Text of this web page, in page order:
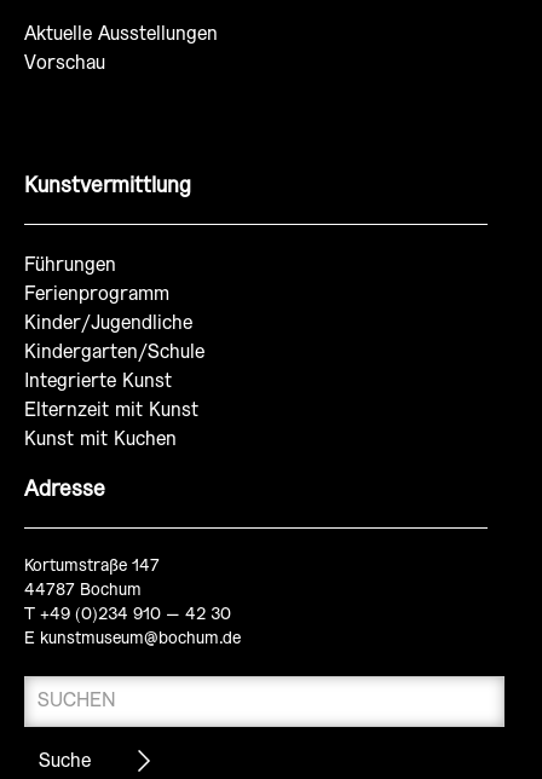
Aktuelle Ausstellungen
Vorschau
Kunstvermittlung
Führungen
Ferienprogramm
Kinder/Jugendliche
Kindergarten/Schule
Integrierte Kunst
Elternzeit mit Kunst
Kunst mit Kuchen
Adresse
Kortumstraße 147
44787 Bochum
T +49 (0)234 910 – 42 30
E kunstmuseum@bochum.de